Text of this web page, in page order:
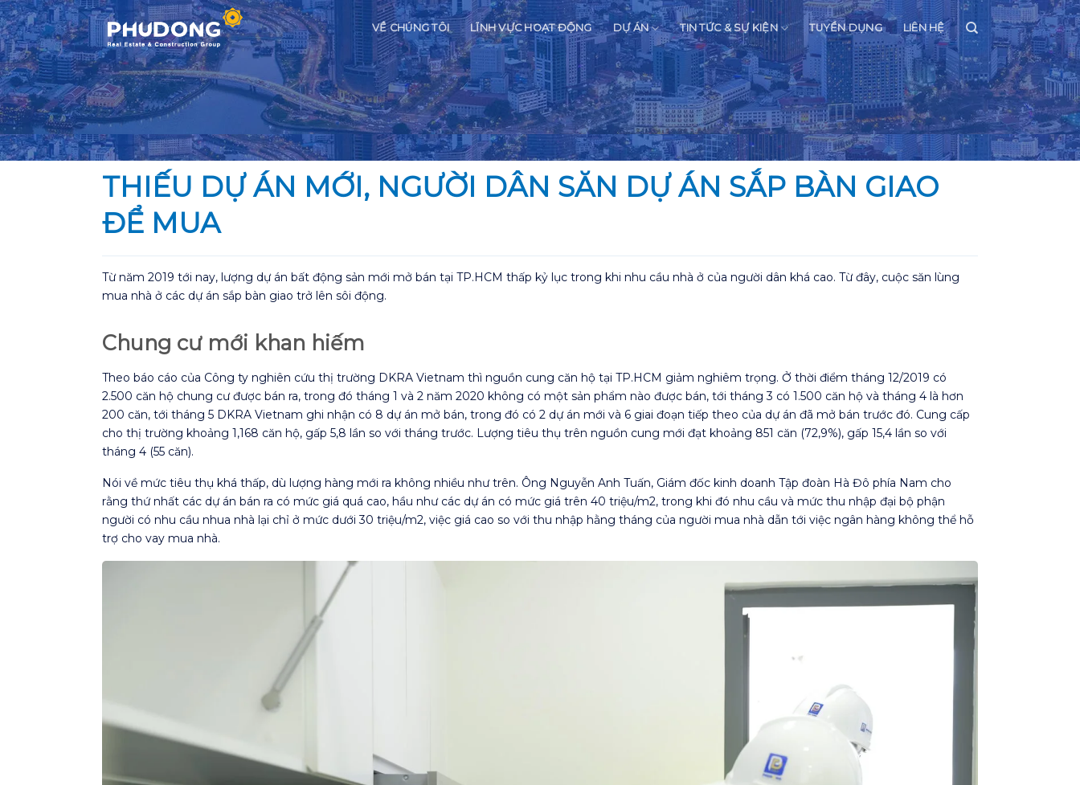
Skip
to
content
VỀ CHÚNG TÔI LĨNH VỰC HOẠT ĐỘNG DỰ ÁN TIN TỨC & SỰ KIỆN TUYỂN DỤNG LIÊN HỆ
THIẾU DỰ ÁN MỚI, NGƯỜI DÂN SĂN DỰ ÁN SẮP BÀN GIAO
ĐỂ MUA
Từ năm 2019 tới nay, lượng dự án bất động sản mới mở bán tại TP.HCM thấp kỷ lục trong khi nhu cầu nhà ở của người dân khá cao. Từ đây, cuộc săn lùng
mua nhà ở các dự án sắp bàn giao trở lên sôi động.
Chung cư mới khan hiếm
Theo báo cáo của Công ty nghiên cứu thị trường DKRA Vietnam thì nguồn cung căn hộ tại TP.HCM giảm nghiêm trọng. Ở thời điểm tháng 12/2019 có
2.500 căn hộ chung cư được bán ra, trong đó tháng 1 và 2 năm 2020 không có một sản phẩm nào được bán, tới tháng 3 có 1.500 căn hộ và tháng 4 là hơn
200 căn, tới tháng 5 DKRA Vietnam ghi nhận có 8 dự án mở bán, trong đó có 2 dự án mới và 6 giai đoạn tiếp theo của dự án đã mở bán trước đó. Cung cấp
cho thị trường khoảng 1,168 căn hộ, gấp 5,8 lần so với tháng trước. Lượng tiêu thụ trên nguồn cung mới đạt khoảng 851 căn (72,9%), gấp 15,4 lần so với
tháng 4 (55 căn).
Nói về mức tiêu thụ khá thấp, dù lượng hàng mới ra không nhiều như trên. Ông Nguyễn Anh Tuấn, Giám đốc kinh doanh Tập đoàn Hà Đô phía Nam cho
rằng thứ nhất các dự án bán ra có mức giá quá cao, hầu như các dự án có mức giá trên 40 triệu/m2, trong khi đó nhu cầu và mức thu nhập đại bộ phận
người có nhu cầu nhua nhà lại chỉ ở mức dưới 30 triệu/m2, việc giá cao so với thu nhập hằng tháng của người mua nhà dẫn tới việc ngân hàng không thể hỗ
trợ cho vay mua nhà.